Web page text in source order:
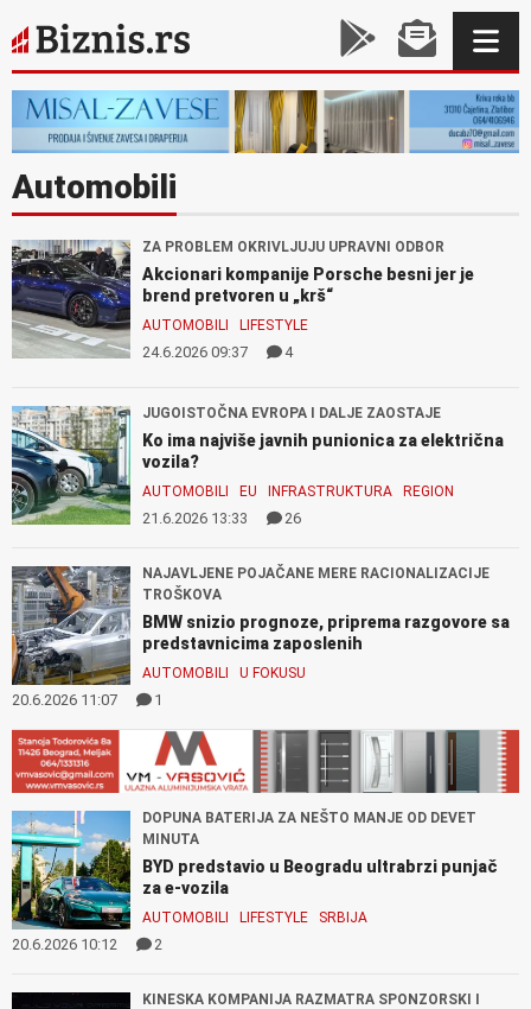
Automobili
ZA PROBLEM OKRIVLJUJU UPRAVNI ODBOR
Akcionari kompanije Porsche besni jer je
brend pretvoren u „krš“
AUTOMOBILI LIFESTYLE
24.6.2026 09:37 4
JUGOISTOČNA EVROPA I DALJE ZAOSTAJE
Ko ima najviše javnih punionica za električna
vozila?
AUTOMOBILI EU INFRASTRUKTURA REGION
21.6.2026 13:33 26
NAJAVLJENE POJAČANE MERE RACIONALIZACIJE
TROŠKOVA
BMW snizio prognoze, priprema razgovore sa
predstavnicima zaposlenih
AUTOMOBILI U FOKUSU
20.6.2026 11:07 1
DOPUNA BATERIJA ZA NEŠTO MANJE OD DEVET
MINUTA
BYD predstavio u Beogradu ultrabrzi punjač
za e-vozila
AUTOMOBILI LIFESTYLE SRBIJA
20.6.2026 10:12 2
KINESKA KOMPANIJA RAZMATRA SPONZORSKI I